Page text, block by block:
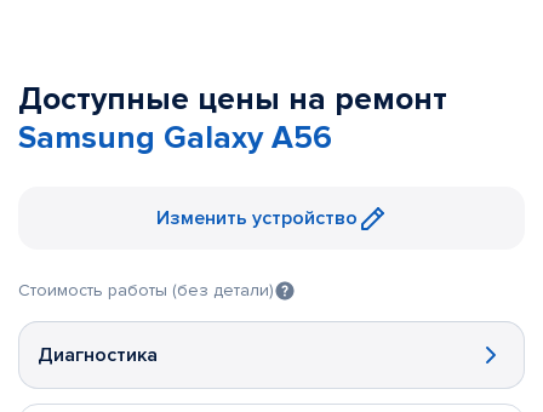
Доступные цены на ремонт
Samsung Galaxy A56
Изменить устройство
Стоимость работы (без детали)
Диагностика